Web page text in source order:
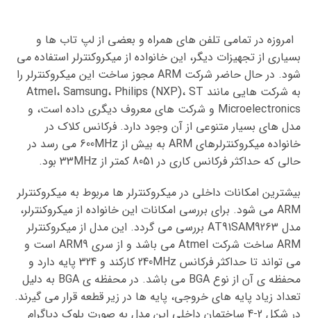
امروزه در تمامی تلفن های همراه و بعضی از لپ تاب ها و
بسیاری از تجهیزات دیگر، این خانواده از میکروکنترلر استفاده می
شود. در حال حاضر شرکت ARM مجوز ساخت این میکروکنترلر را
به شرکت هایی مانند Atmel، Samsung، Philips (NXP)، ST
Microelectronics و شرکت های معروف دیگری داده است، و
مدل های بسیار متنوعی از آن وجود دارد. فرکانس کلاک در
خانواده میکروکنترلرهای ARM به بیش از 600MHz می رسد در
حالی که حداکثر فرکانس کاری در 8051 کمتر از 33MHz بود.
بیشترین امکانات داخلی در میکروکنترلر ها مربوط به میکروکنترلر
ARM می شود. برای بررسی امکانات این خانواده از میکروکنترلر،
مدل AT91SAM9263 بررسی می گردد. این مدل از میکروکنترلر
ARM ساخت شرکت Atmel می باشد و از سری ARM9 است و
می تواند تا حداکثر فرکانس 240MHz کارکند و 324 پایه دارد و
محفظه ی آن از نوع BGA می باشد. در محفظه ی BGA به دلیل
تعداد زیاد پایه های خروجی، پایه ها در زیر قطعه قرار می گیرند.
در شکل 2-4 ساختمان داخلی این مدل به صورت بلوک دیاگرام